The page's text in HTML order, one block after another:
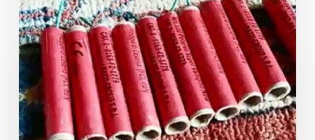
Prevenzione
rischi
fuochi
d’artificio:
iniziativa
della
scuola
Arfelli